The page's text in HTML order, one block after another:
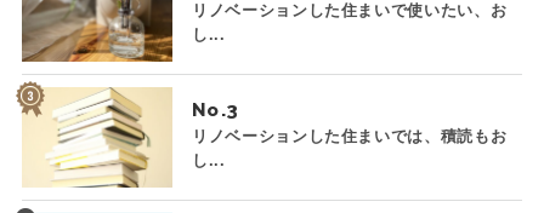
リノベーションした住まいで使いたい、お
し...
No.
リノベーションした住まいでは、積読もお
し...